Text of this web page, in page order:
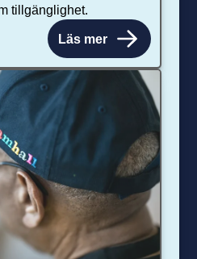
tillgänglighet.
Läs mer